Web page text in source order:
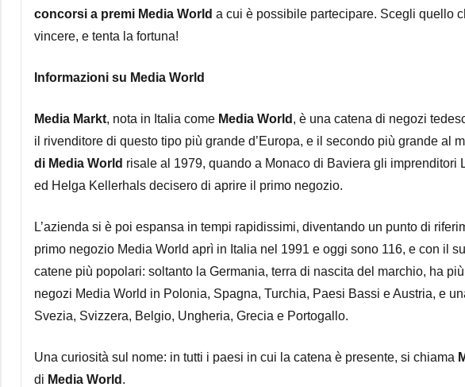
concorsi a premi Media World a cui è possibile partecipare. Scegli quello
vincere, e tenta la fortuna!
Informazioni su Media World
Media Markt, nota in Italia come Media World , è una catena di negozi
il rivenditore di questo tipo più grande d’Europa, e il secondo più grande al
di Media World risale al 1979, quando a Monaco di Baviera gli imprenditori
ed Helga Kellerhals decisero di aprire il primo negozio.
L’azienda si è poi espansa in tempi rapidissimi, diventando un punto di
primo negozio Media World aprì in Italia nel 1991 e oggi sono 116, e con il
catene più popolari: soltanto la Germania, terra di nascita del marchio, ha
negozi Media World in Polonia, Spagna, Turchia, Paesi Bassi e Austria, e
Svezia, Svizzera, Belgio, Ungheria, Grecia e Portogallo.
Una curiosità sul nome: in tutti i paesi in cui la catena è presente, si chiama
di Media World .